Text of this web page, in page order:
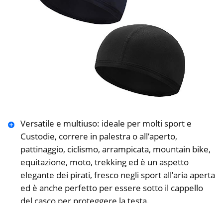
Versatile e multiuso: ideale per molti sport e
Custodie, correre in palestra o all’aperto,
pattinaggio, ciclismo, arrampicata, mountain bike,
equitazione, moto, trekking ed è un aspetto
elegante dei pirati, fresco negli sport all’aria aperta
ed è anche perfetto per essere sotto il cappello